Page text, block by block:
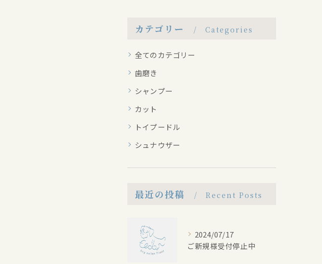
カテゴリー Categories
全てのカテゴリー
歯磨き
シャンプー
カット
トイプードル
シュナウザー
最近の投稿 Recent Posts
2024/07/17
ご新規様受付停止中